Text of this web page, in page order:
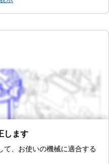
します
て、お使いの機械に適合する